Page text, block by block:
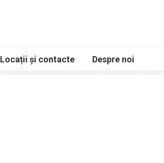
Locații și contacte Despre noi